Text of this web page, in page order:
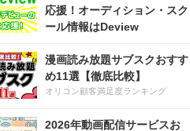
応援！オーディション・スク
ール情報はDeview
漫画読み放題サブスクおすす
め11選【徹底比較】
オリコン顧客満足度ランキング
2026年動画配信サービスお